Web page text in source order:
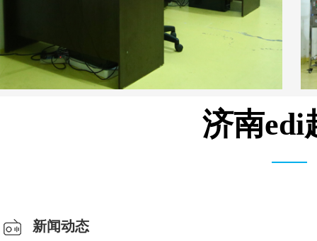
济南edi
新闻动态